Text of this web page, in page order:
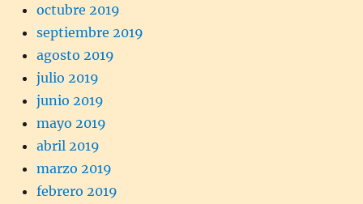
octubre 2019
septiembre 2019
agosto 2019
julio 2019
junio 2019
mayo 2019
abril 2019
marzo 2019
febrero 2019